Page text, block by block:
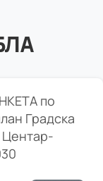
по
Градска
Центар-